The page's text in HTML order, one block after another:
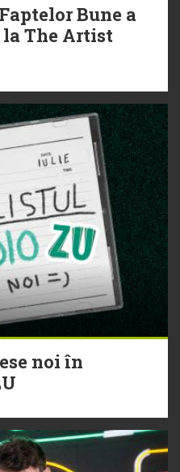
Bune a
The Artist
noi în